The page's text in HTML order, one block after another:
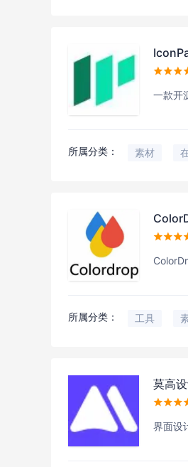

一款开
所属分类： 素材

所属分类： 工具
莫高

界面设